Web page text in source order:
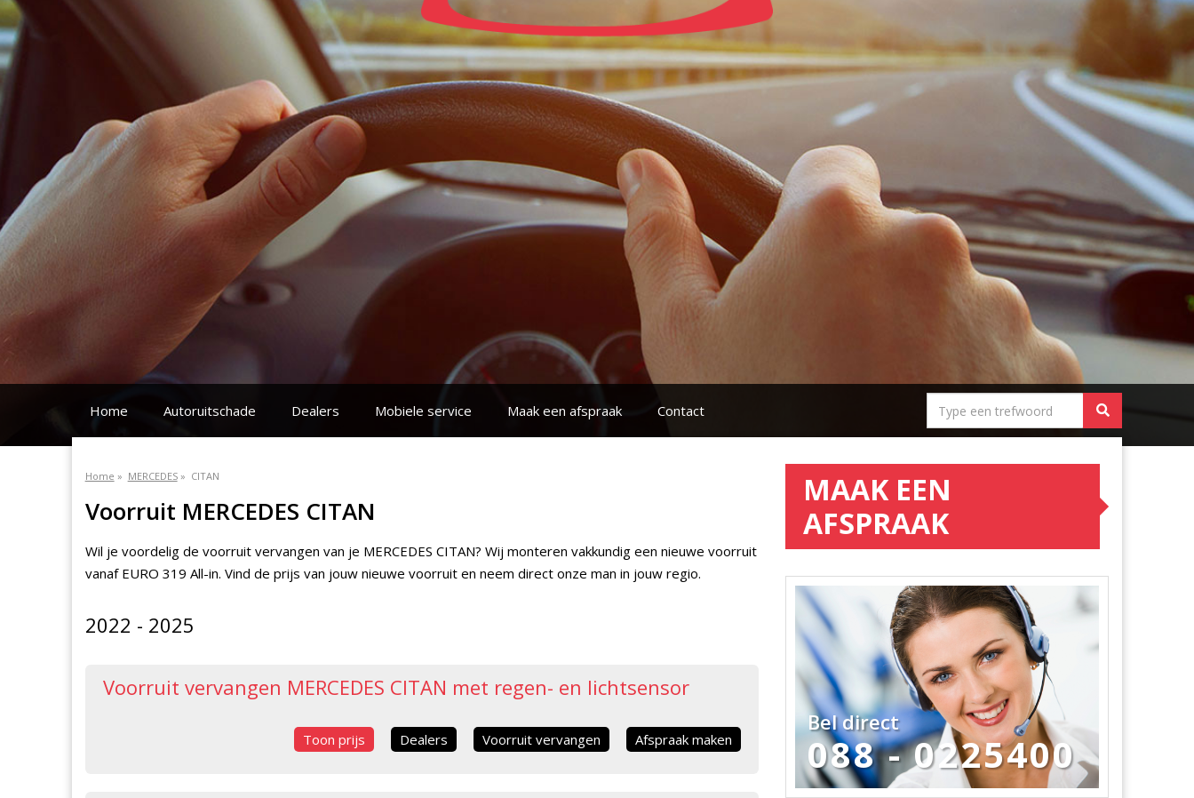
Home Autoruitschade Dealers Mobiele service Maak een afspraak Contact
Home » MERCEDES» CITAN
Voorruit MERCEDES CITAN
Wil je voordelig de voorruit vervangen van je MERCEDES CITAN? Wij monteren vakkundig een nieuwe voorruit
vanaf EURO 319 All-in. Vind de prijs van jouw nieuwe voorruit en neem direct onze man in jouw regio.
2022 - 2025
Voorruit vervangen MERCEDES CITAN met regen- en lichtsensor
Toon prijs Dealers Voorruit vervangen Afspraak maken
MAAK EEN
AFSPRAAK
Bel direct
088 - 0225400